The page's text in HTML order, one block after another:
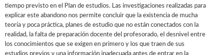
tiempo previsto en el Plan de estudios. Las investigaciones realizadas para
explicar este abandono nos permite concluir que la existencia de mucha
teoría y poca práctica, planes de estudio que no están conectados con la
realidad, la falta de preparación docente del profesorado, el desnivel entre
los conocimientos que se exigen en primero y los que traen de sus